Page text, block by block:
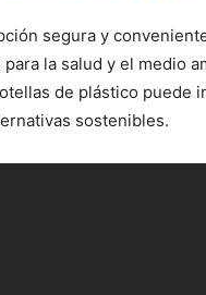
segura y
la salud y el medio
de plástico puede
sostenibles.